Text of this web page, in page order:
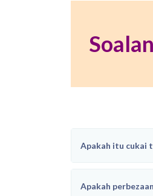
Apakah itu cukai
Apakah